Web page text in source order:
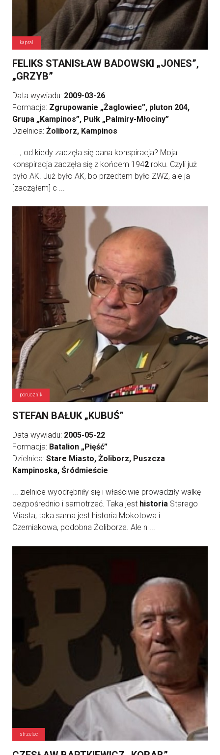
kapral
FELIKS STANISŁAW BADOWSKI „JONES”,
„GRZYB”
Data wywiadu: 2009-03-26
Formacja: Zgrupowanie „Żaglowiec”, pluton 204,
Grupa „Kampinos”, Pułk „Palmiry-Młociny”
Dzielnica: Żoliborz, Kampinos
... , od kiedy zaczęła się pana konspiracja? Moja
konspiracja zaczęła się z końcem 1942 roku. Czyli już
było AK. Już było AK, bo przedtem było ZWZ, ale ja
[zacząłem] c ...
porucznik
STEFAN BAŁUK „KUBUŚ”
Data wywiadu: 2005-05-22
Formacja: Batalion „Pięść”
Dzielnica: Stare Miasto, Żoliborz, Puszcza
Kampinoska, Śródmieście
... zielnice wyodrębniły się i właściwie prowadziły walkę
bezpośrednio i samotrzeć. Taka jest historia Starego
Miasta, taka sama jest historia Mokotowa i
Czerniakowa, podobna Żoliborza. Ale n ...
strzelec